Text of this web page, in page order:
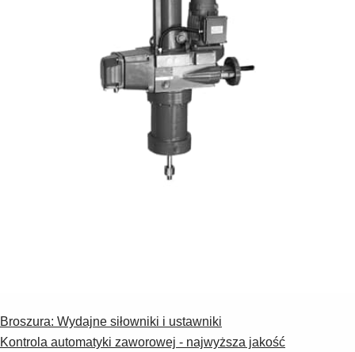
Broszura: Wydajne siłowniki i ustawniki
Kontrola automatyki zaworowej - najwyższa jakość